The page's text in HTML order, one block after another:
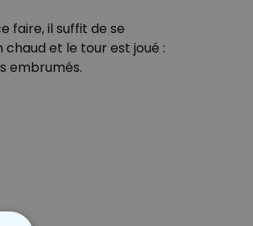
faire, il suffit de se
et le tour est joué :
embrumés.